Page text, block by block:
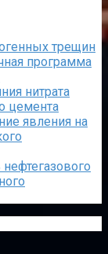
трещин
программа
нитрата
цемента
явления на